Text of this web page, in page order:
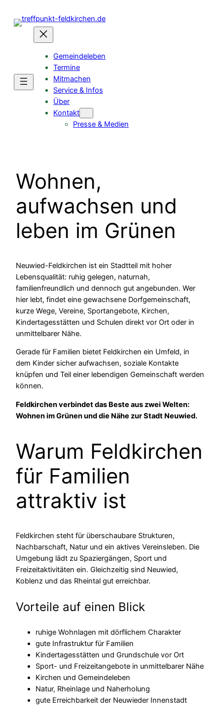
Gemeindeleben
Termine
Mitmachen
Service & Infos
Über
Kontakt
Presse & Medien
Wohnen,
aufwachsen und
leben im Grünen
Neuwied-Feldkirchen ist ein Stadtteil mit hoher
Lebensqualität: ruhig gelegen, naturnah,
familienfreundlich und dennoch gut angebunden. Wer
hier lebt, findet eine gewachsene Dorfgemeinschaft,
kurze Wege, Vereine, Sportangebote, Kirchen,
Kindertagesstätten und Schulen direkt vor Ort oder in
unmittelbarer Nähe.
Gerade für Familien bietet Feldkirchen ein Umfeld, in
dem Kinder sicher aufwachsen, soziale Kontakte
knüpfen und Teil einer lebendigen Gemeinschaft werden
können.
Feldkirchen verbindet das Beste aus zwei Welten:
Wohnen im Grünen und die Nähe zur Stadt Neuwied.
Warum Feldkirchen
für Familien
attraktiv ist
Feldkirchen steht für überschaubare Strukturen,
Nachbarschaft, Natur und ein aktives Vereinsleben. Die
Umgebung lädt zu Spaziergängen, Sport und
Freizeitaktivitäten ein. Gleichzeitig sind Neuwied,
Koblenz und das Rheintal gut erreichbar.
Vorteile auf einen Blick
ruhige Wohnlagen mit dörflichem Charakter
gute Infrastruktur für Familien
Kindertagesstätten und Grundschule vor Ort
Sport- und Freizeitangebote in unmittelbarer Nähe
Kirchen und Gemeindeleben
Natur, Rheinlage und Naherholung
gute Erreichbarkeit der Neuwieder Innenstadt